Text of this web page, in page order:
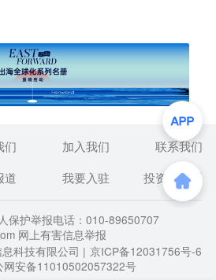
们 加入我们
联系我们
道 我要入驻 投资者关系
保护举报电话：010-89650707
网上有害信息举报
科技有限公司 | 京ICP备12031756号-6
网安备11010502057322号